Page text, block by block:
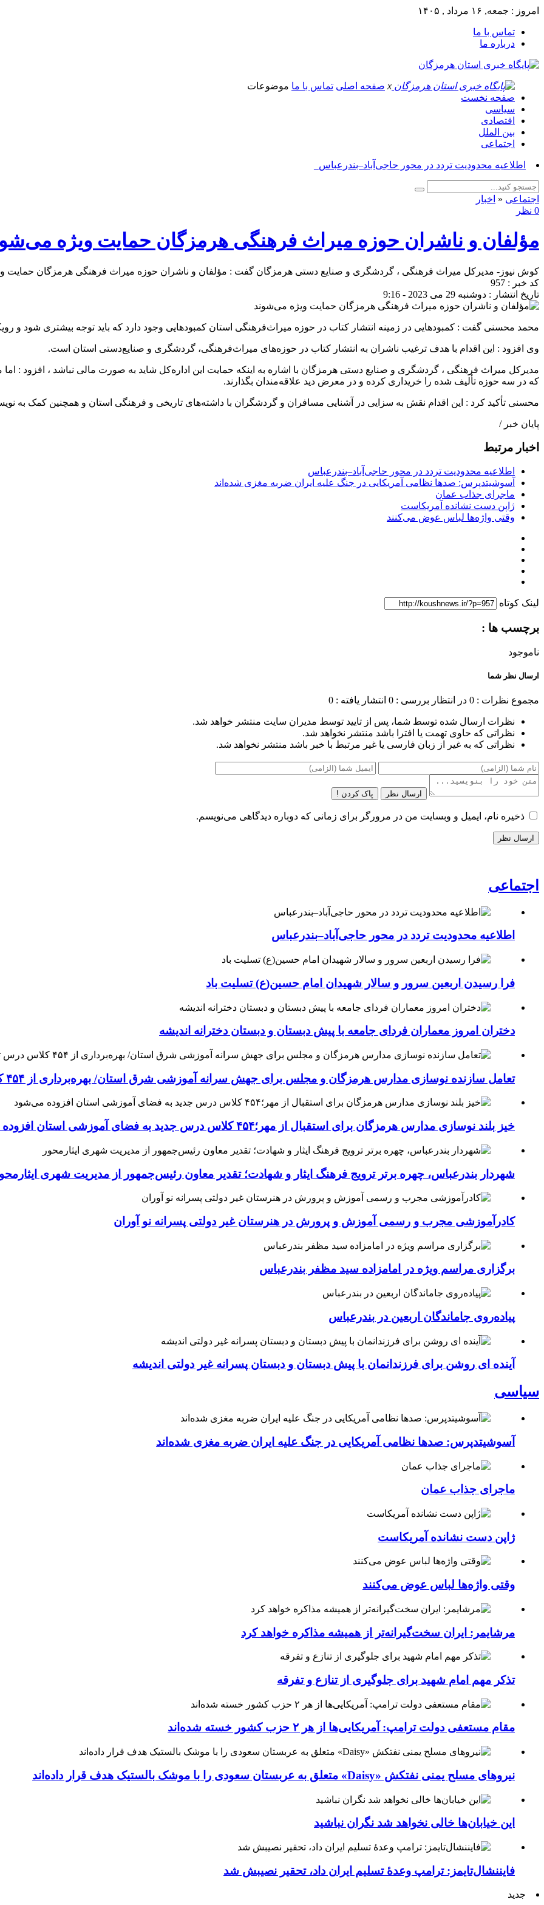
امروز : جمعه, ۱۶ مرداد , ۱۴۰۵
تماس با ما
درباره ما
x صفحه اصلی تماس با ما موضوعات
صفحه نخست
سیاسی
اقتصادی
بین الملل
اجتماعی
آسو_
اجتماعی « اخبار
0 نظر
مؤلفان و ناشران حوزه میراث‌ فرهنگی هرمزگان حمایت ویژه
کوش نیوز- مدیرکل میراث‌ فرهنگی ، گردشگری و صنایع‌ دستی هرمزگان گفت : مؤلفان و ناشران حوزه میراث‌ فرهنگی هرمزگان حمایت
کد خبر : 957
تاریخ انتشار : دوشنبه 29 می 2023 - 9:16
محمد محسنی گفت : کمبودهایی در زمینه انتشار کتاب در حوزه میراث‌فرهنگی استان کمبودهایی وجود دارد که باید توجه بیشتری شود و
وی افزود : این اقدام با هدف ترغیب ناشران به انتشار کتاب در حوزه‌های میراث‌فرهنگی، گردشگری و صنایع‌دستی استان است.
مدیرکل میراث‌ فرهنگی ، گردشگری و صنایع‌ دستی هرمزگان با اشاره به اینکه حمایت این اداره‌کل شاید به‌ صورت مالی نباشد ، افزود : اما
که در سه حوزه تألیف شده را خریداری کرده و در معرض دید علاقه‌مندان بگذارند.
محسنی تأکید کرد : این اقدام نقش به سزایی در آشنایی مسافران و گردشگران با داشته‌های تاریخی و فرهنگی استان و همچنین کمک به
پایان خبر /
اخبار مرتبط
اطلاعیه محدودیت تردد در محور حاجی‌آباد–بندرعباس
آسوشیتدپرس: صدها نظامی آمریکایی در جنگ علیه ایران ضربه مغزی شده‌اند
ماجرای جذاب عمان
ژاپن دست نشانده آمریکاست
وقتی واژه‌ها لباس عوض می‌کنند
لینک کوتاه
برچسب ها :
ناموجود
ارسال نظر شما
مجموع نظرات : 0 در انتظار بررسی : 0 انتشار یافته : 0
نظرات ارسال شده توسط شما، پس از تایید توسط مدیران سایت منتشر خواهد شد.
نظراتی که حاوی تهمت یا افترا باشد منتشر نخواهد شد.
نظراتی که به غیر از زبان فارسی یا غیر مرتبط با خبر باشد منتشر نخواهد شد.
ارسال نظر پاک کردن !
ذخیره نام، ایمیل و وبسایت من در مرورگر برای زمانی که دوباره دیدگاهی می‌نویسم.
اجتماعی
اطلاعیه محدودیت تردد در محور حاجی‌آباد–بندرعباس
فرا رسیدن اربعین سرور و سالار شهیدان امام حسین(ع) تسلیت باد
دختران امروز معماران فردای جامعه با پیش دبستان و دبستان دخترانه اندیشه
تعامل سازنده نوسازی مدارس هرمزگان و مجلس برای جهش سرانه آموزشی شرق استان/ بهره‌برداری از ۴۵۴ کلاس درس تا مهرماه
خیز بلند نوسازی مدارس هرمزگان برای استقبال از مهر؛۴۵۴ کلاس درس جدید به فضای آموزشی استان افزوده می‌شود
شهردار بندرعباس، چهره برتر ترویج فرهنگ ایثار و شهادت؛ تقدیر معاون رئیس‌جمهور از مدیریت شهری
کادرآموزشی مجرب و رسمی آموزش و پرورش در هنرستان غیر دولتی پسرانه نو آوران
برگزاری مراسم ویژه در امامزاده سید مظفر بندرعباس
پیاده‌روی جاماندگان اربعین در بندرعباس
آینده ای روشن برای فرزندانمان با پیش دبستان و دبستان پسرانه غیر دولتی اندیشه
سیاسی
آسوشیتدپرس: صدها نظامی آمریکایی در جنگ علیه ایران ضربه مغزی شده‌اند
ماجرای جذاب عمان
ژاپن دست نشانده آمریکاست
وقتی واژه‌ها لباس عوض می‌کنند
مرشایمر: ایران سخت‌گیرانه‌تر از همیشه مذاکره خواهد کرد
تذکر مهم امام شهید برای جلوگیری از تنازع و تفرقه
مقام مستعفی دولت ترامپ: آمریکایی‌ها از هر ۲ حزب کشور خسته شده‌اند
نیروهای مسلح یمنی نفتکش «Daisy» متعلق به عربستان سعودی را با موشک بالستیک هدف قرار داده‌اند
این خیابان‌ها خالی نخواهد شد نگران نباشید
فایننشال‌تایمز: ترامپ وعدۀ تسلیم ایران داد، تحقیر نصیبش شد
جدید